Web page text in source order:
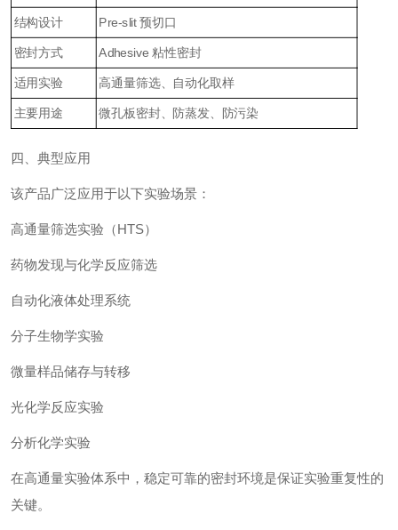
结构设计 Pre-slit 预切口
密封方式 Adhesive 粘性密封
适用实验 高通量筛选、自动化取样
主要用途 微孔板密封、防蒸发、防污染
四、典型应用
该产品广泛应用于以下实验场景：
高通量筛选实验（HTS）
药物发现与化学反应筛选
自动化液体处理系统
分子生物学实验
微量样品储存与转移
光化学反应实验
分析化学实验
在高通量实验体系中，稳定可靠的密封环境是保证实验重复性的
关键。